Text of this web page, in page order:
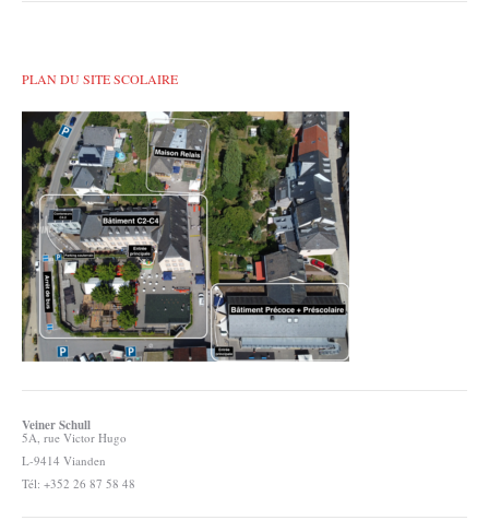
PLAN DU SITE SCOLAIRE
Veiner Schull
5A, rue Victor Hugo
L-9414 Vianden
Tél: +352 26 87 58 48